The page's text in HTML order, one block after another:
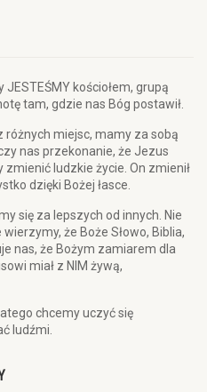
kościołem, grupą
tam, gdzie nas Bóg postawił.
miejsc, mamy za sobą
nas przekonanie, że Jezus
ludzkie życie. On zmienił
dzięki Bożej łasce.
się za lepszych od innych. Nie
że Boże Słowo, Biblia,
nas, że Bożym zamiarem dla
miał z NIM żywą,
chcemy uczyć się
ludźmi.